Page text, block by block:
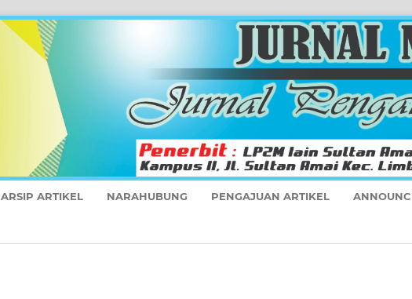
ARSIP ARTIKEL NARAHUBUNG PENGAJUAN ARTIKEL